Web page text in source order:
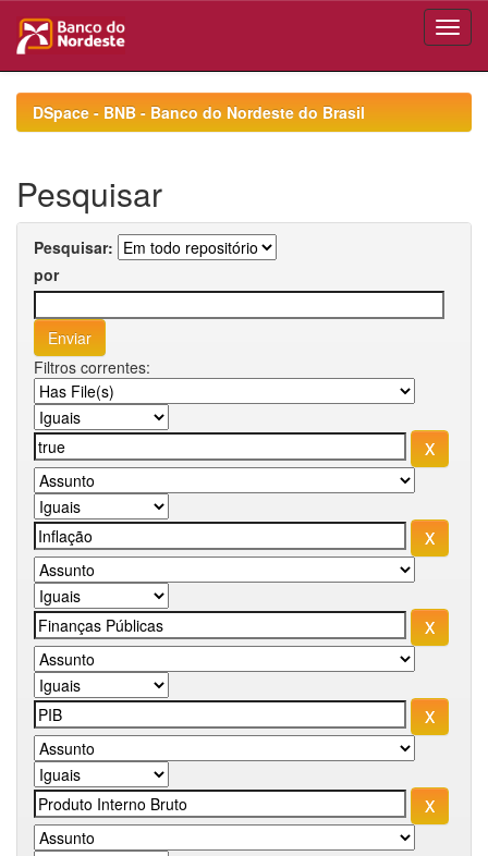
navigationDSpace - BNB - Banco do Nordeste do Brasil
Pesquisar
Pesquisar:
por
Filtros correntes: